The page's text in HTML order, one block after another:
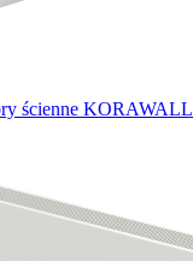
ścienne KORAWALL